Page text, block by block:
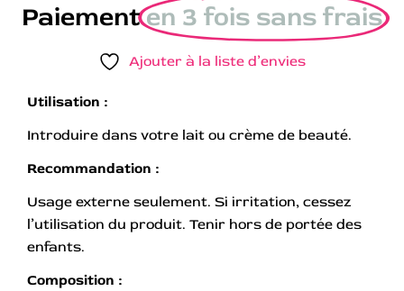
Paiementen 3 fois sans frais
Ajouter à la liste d’envies
Utilisation :
Introduire dans votre lait ou crème de beauté.
Recommandation :
Usage externe seulement. Si irritation, cessez
l’utilisation du produit. Tenir hors de portée des
enfants.
Composition :